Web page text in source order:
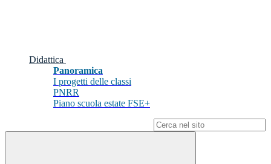
Didattica
Panoramica
I progetti delle classi
PNRR
Piano scuola estate FSE+